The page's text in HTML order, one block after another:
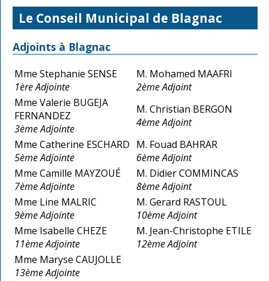
Le Conseil Municipal de Blagnac
Adjoints à Blagnac
Mme Stephanie SENSE
1ère Adjointe
M. Mohamed MAAFRI
2ème Adjoint
Mme Valerie BUGEJA
FERNANDEZ
3ème Adjointe
M. Christian BERGON
4ème Adjoint
Mme Catherine ESCHARD
5ème Adjointe
M. Fouad BAHRAR
6ème Adjoint
Mme Camille MAYZOUÉ
7ème Adjointe
M. Didier COMMINCAS
8ème Adjoint
Mme Line MALRIC
9ème Adjointe
M. Gerard RASTOUL
10ème Adjoint
Mme Isabelle CHEZE
11ème Adjointe
M. Jean-Christophe ETILE
12ème Adjoint
Mme Maryse CAUJOLLE
13ème Adjointe